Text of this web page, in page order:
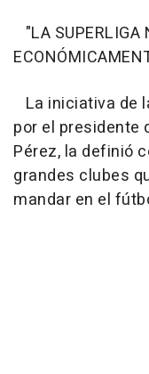
"LA SUPERLIGA
La iniciativa de
por el presidente
Pérez, la definió
grandes clubes
mandar en el